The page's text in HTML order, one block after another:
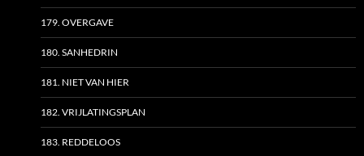
179. OVERGAVE
180. SANHEDRIN
181. NIET VAN HIER
182. VRIJLATINGSPLAN
183. REDDELOOS